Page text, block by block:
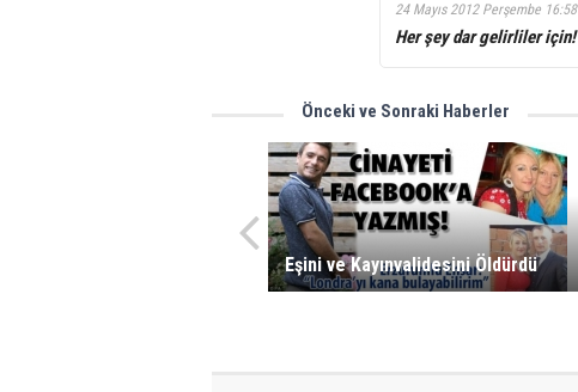
24 Mayıs 2012 Perşembe 16:58
Her şey dar gelirliler için!
Önceki ve Sonraki Haberler
Eşini ve Kayınvalidesini Öldürdü